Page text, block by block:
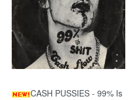
CASH PUSSIES - 99% Is